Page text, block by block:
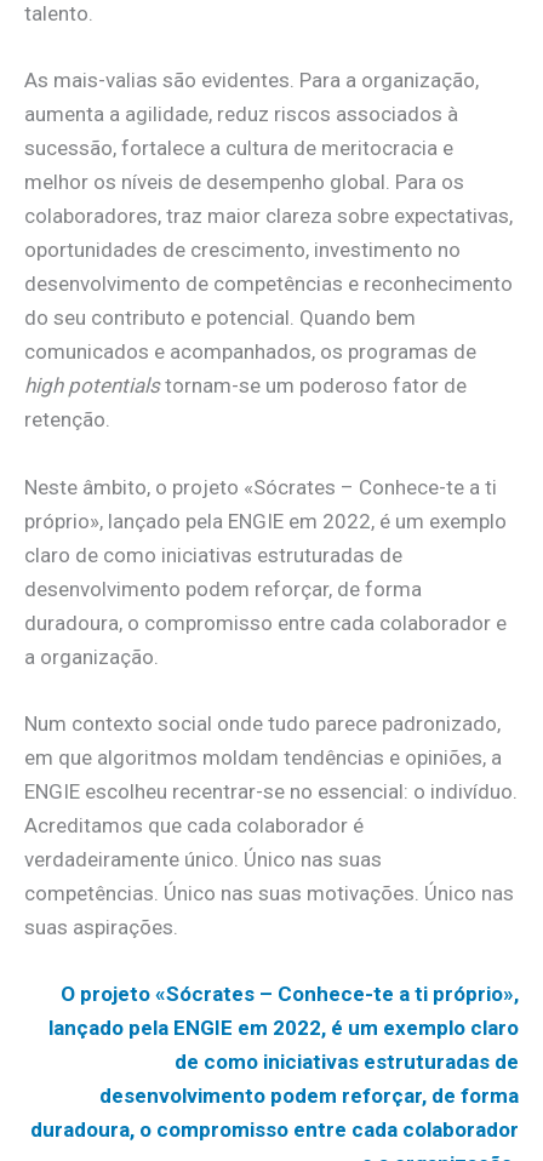
talento.
As mais-valias são evidentes. Para a organização,
aumenta a agilidade, reduz riscos associados à
sucessão, fortalece a cultura de meritocracia e
melhor os níveis de desempenho global. Para os
colaboradores, traz maior clareza sobre expectativas,
oportunidades de crescimento, investimento no
desenvolvimento de competências e reconhecimento
do seu contributo e potencial. Quando bem
comunicados e acompanhados, os programas de
high potentialstornam-se um poderoso fator de
retenção.
Neste âmbito, o projeto «Sócrates – Conhece-te a ti
próprio», lançado pela ENGIE em 2022, é um exemplo
claro de como iniciativas estruturadas de
desenvolvimento podem reforçar, de forma
duradoura, o compromisso entre cada colaborador e
a organização.
Num contexto social onde tudo parece padronizado,
em que algoritmos moldam tendências e opiniões, a
ENGIE escolheu recentrar-se no essencial: o indivíduo.
Acreditamos que cada colaborador é
verdadeiramente único. Único nas suas
competências. Único nas suas motivações. Único nas
suas aspirações.
O projeto «Sócrates – Conhece-te a ti próprio»,
lançado pela ENGIE em 2022, é um exemplo claro
de como iniciativas estruturadas de
desenvolvimento podem reforçar, de forma
duradoura, o compromisso entre cada colaborador